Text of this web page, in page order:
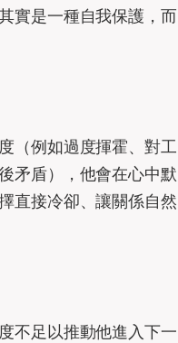
實是一種自我保護，而
（例如過度揮霍、對工
矛盾），他會在心中默
直接冷卻、讓關係自然
不足以推動他進入下一